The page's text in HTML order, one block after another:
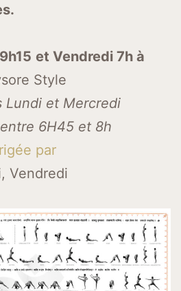
et Vendredi 7h à
Style
Lundi et Mercredi
6H45 et 8h
par
Vendredi